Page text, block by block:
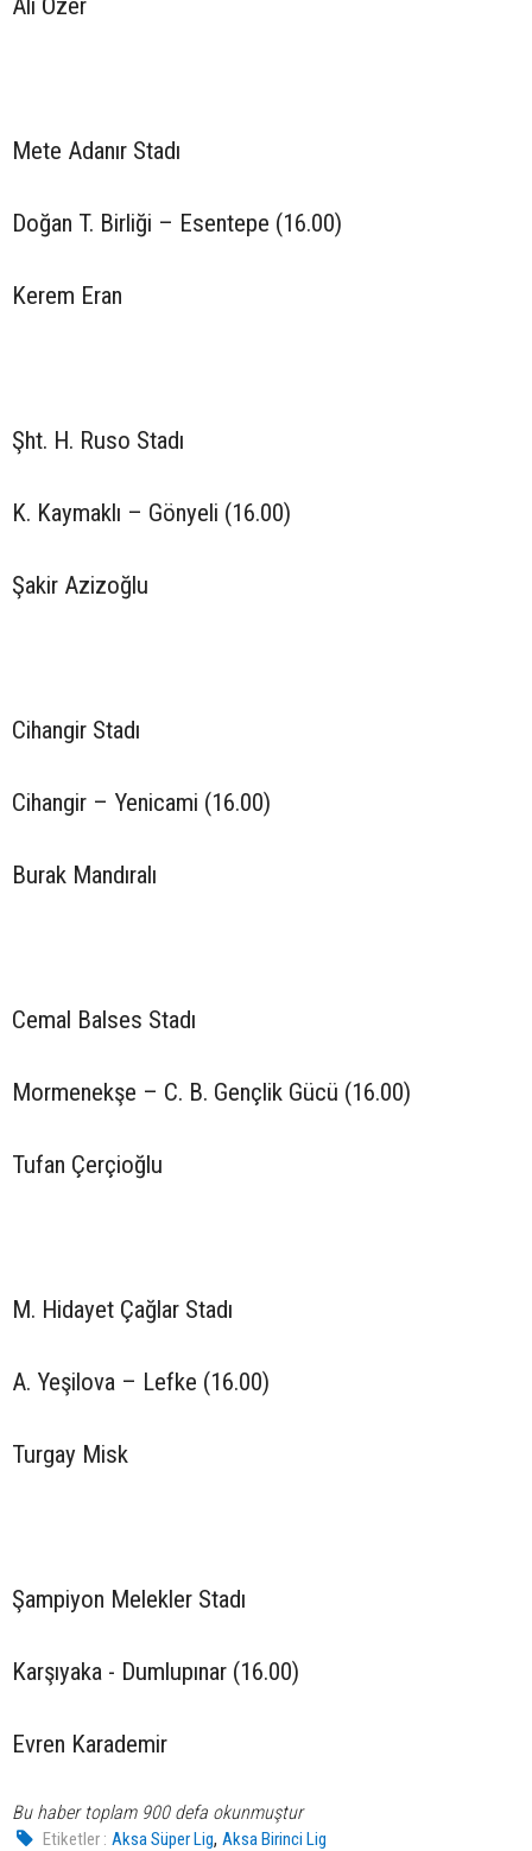
Mete Adanır Stadı
Doğan T. Birliği – Esentepe (16.00)
Kerem Eran
Şht. H. Ruso Stadı
K. Kaymaklı – Gönyeli (16.00)
Şakir Azizoğlu
Cihangir Stadı
Cihangir – Yenicami (16.00)
Burak Mandıralı
Cemal Balses Stadı
Mormenekşe – C. B. Gençlik Gücü (16.00)
Tufan Çerçioğlu
M. Hidayet Çağlar Stadı
A. Yeşilova – Lefke (16.00)
Turgay Misk
Şampiyon Melekler Stadı
Karşıyaka - Dumlupınar (16.00)
Evren Karademir
Bu haber toplam 900 defa okunmuştur
Etiketler : Aksa Süper Lig,Aksa Birinci Lig